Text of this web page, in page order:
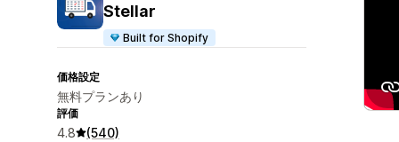
Stellar
Built for Shopify
価格設定
無料プランあり
評価
4.8 (540)